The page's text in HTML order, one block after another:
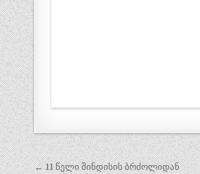
← 11 წელი შინდისის ბრძოლიდან